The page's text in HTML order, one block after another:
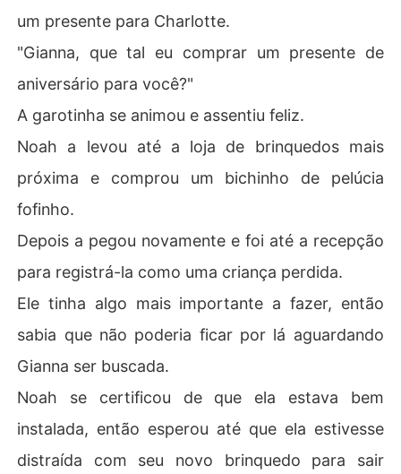
um presente para Charlotte.
"Gianna, que tal eu comprar um presente de
aniversário para você?"
A garotinha se animou e assentiu feliz.
Noah a levou até a loja de brinquedos mais
próxima e comprou um bichinho de pelúcia
fofinho.
Depois a pegou novamente e foi até a recepção
para registrá-la como uma criança perdida.
Ele tinha algo mais importante a fazer, então
sabia que não poderia ficar por lá aguardando
Gianna ser buscada.
Noah se certificou de que ela estava bem
instalada, então esperou até que ela estivesse
distraída com seu novo brinquedo para sair